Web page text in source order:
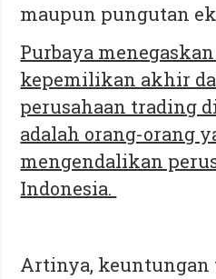
maupun pungutan
Purbaya
kepemilikan akhir
perusahaan trading
adalah orang-orang
mengendalikan
Indonesia.
Artinya, keuntungan